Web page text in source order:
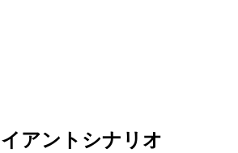
アントシナリオ